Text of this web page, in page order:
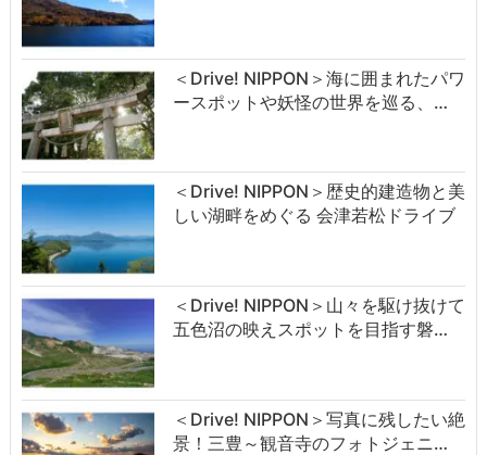
＜Drive! NIPPON＞海に囲まれたパワ
ースポットや妖怪の世界を巡る、…
＜Drive! NIPPON＞歴史的建造物と美
しい湖畔をめぐる 会津若松ドライブ
＜Drive! NIPPON＞山々を駆け抜けて
五色沼の映えスポットを目指す磐…
＜Drive! NIPPON＞写真に残したい絶
景！三豊～観音寺のフォトジェニ…